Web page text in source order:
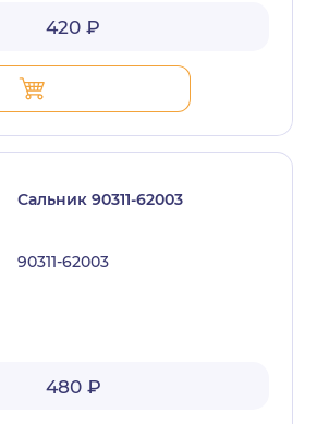
420 ₽
Сальник 90311-62003
90311-62003
480 ₽